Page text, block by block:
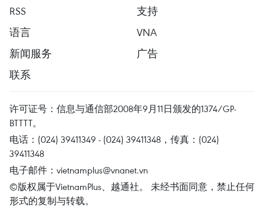
RSS
支持
语言
VNA
新闻服务
广告
联系
许可证号：信息与通信部2008年9月11日颁发的1374/GP-
BTTTT。
电话：(024) 39411349 - (024) 39411348，传真：(024)
39411348
电子邮件： vietnamplus@vnanet.vn
©版权属于VietnamPlus、越通社。 未经书面同意，禁止任何
形式的复制与转载。